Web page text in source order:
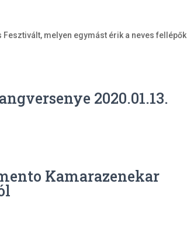
melyen egymást érik a neves fellépők
2020.01.13.
Kamarazenekar